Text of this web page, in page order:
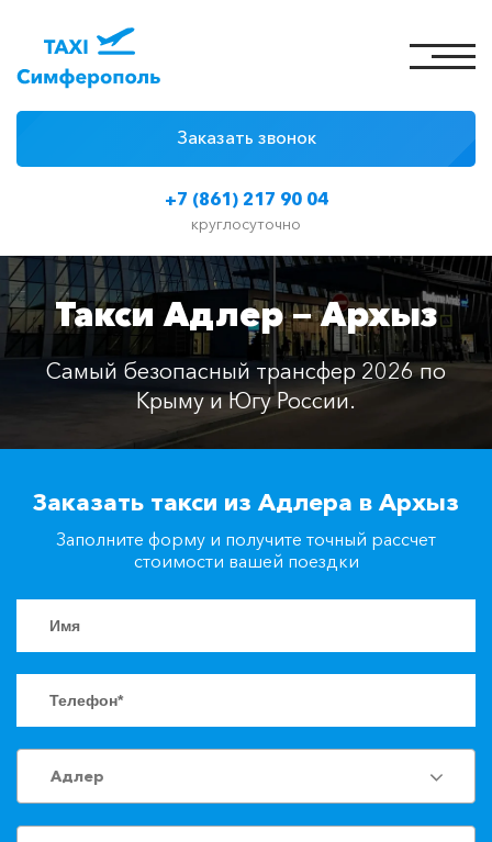
+7 (861) 217 90 04
круглосуточно
Заказать звонок
Цены на такси
Классы автомобилей
Отзывы
Контакты
+7(861)217-90-04
Такси Адлер — Архыз
Самый безопасный трансфер 2026 по
Крыму и Югу России.
Заказать такси из Адлера в Архыз
Заполните форму и получите точный рассчет
стоимости вашей поездки
Адлер